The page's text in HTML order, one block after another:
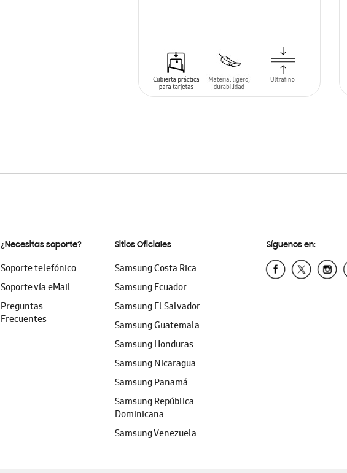
SIN
¿Necesitas soporte?
Soporte telefónico
Soporte vía eMail
Preguntas
Frecuentes
Sitios Oficiales
Samsung Costa Rica
Samsung Ecuador
Samsung El Salvador
Samsung Guatemala
Samsung Honduras
Samsung Nicaragua
Samsung Panamá
Samsung República
Dominicana
Samsung Venezuela
Síguenos en: